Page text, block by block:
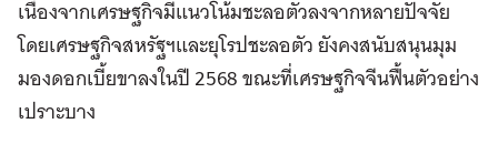
เนื่องจากเศรษฐกิจมีแนวโน้มชะลอตัวลงจากหลายปัจจัย
โดยเศรษฐกิจสหรัฐฯและยุโรปชะลอตัว ยังคงสนับสนุนมุม
มองดอกเบี้ยขาลงในปี 2568 ขณะที่เศรษฐกิจจีนฟื้นตัวอย่าง
เปราะบาง